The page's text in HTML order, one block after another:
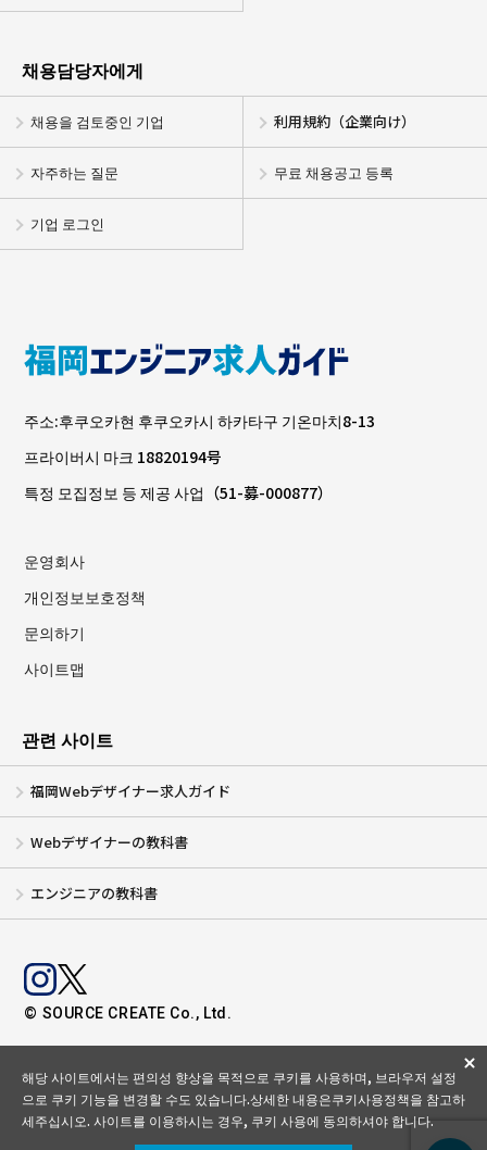
채용담당자에게
채용을 검토중인 기업 利用規約（企業向け）
자주하는 질문 무료 채용공고 등록
기업 로그인
주소:후쿠오카현 후쿠오카시 하카타구 기온마치8-13
프라이버시 마크 18820194号
특정 모집정보 등 제공 사업（51-募-000877）
운영회사
개인정보보호정책
문의하기
사이트맵
관련 사이트
福岡Webデザイナー求人ガイド
Webデザイナーの教科書
エンジニアの教科書
© SOURCE CREATE Co., Ltd.
해당 사이트에서는 편의성 향상을 목적으로 쿠키를 사용하며, 브라우저 설정
으로 쿠키 기능을 변경할 수도 있습니다.상세한 내용은쿠키사용정책을 참고하
세주십시오. 사이트를 이용하시는 경우, 쿠키 사용에 동의하셔야 합니다.